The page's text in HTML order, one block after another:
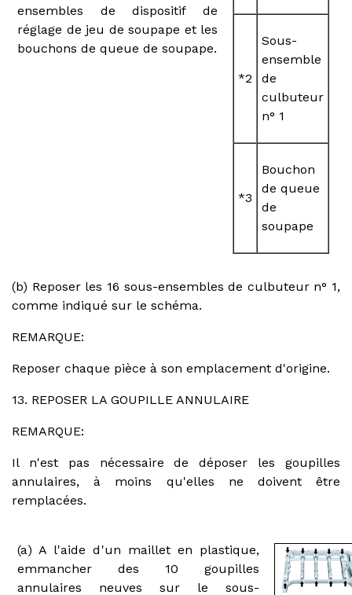
ensembles de dispositif de
réglage de jeu de soupape et les
bouchons de queue de soupape.
*2
Sous-
ensemble
de
culbuteur
n° 1
*3
Bouchon
de queue
de
soupape
(b) Reposer les 16 sous-ensembles de culbuteur n° 1,
comme indiqué sur le schéma.
REMARQUE:
Reposer chaque pièce à son emplacement d'origine.
13. REPOSER LA GOUPILLE ANNULAIRE
REMARQUE:
Il n'est pas nécessaire de déposer les goupilles
annulaires, à moins qu'elles ne doivent être
remplacées.
(a) A l'aide d'un maillet en plastique,
emmancher des 10 goupilles
annulaires neuves sur le sous-